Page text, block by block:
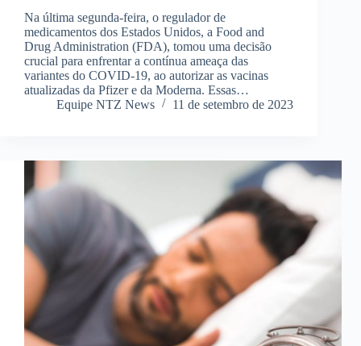
Na última segunda-feira, o regulador de
medicamentos dos Estados Unidos, a Food and
Drug Administration (FDA), tomou uma decisão
crucial para enfrentar a contínua ameaça das
variantes do COVID-19, ao autorizar as vacinas
atualizadas da Pfizer e da Moderna. Essas…
Equipe NTZ News
11 de setembro de 2023